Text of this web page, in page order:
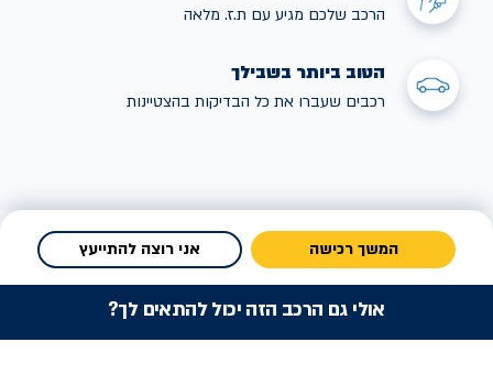
הרכב שלכם מגיע עם ת.ז. מלאה
הטוב ביותר בשבילך
רכבים שעברו את כל הבדיקות בהצטיינות
המשך רכישה אני רוצה להתייעץ
אולי גם הרכב הזה יכול להתאים לך?